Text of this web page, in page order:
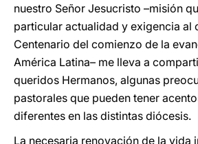
nuestro Señor Jesucristo –misión
particular actualidad y exigencia al
Centenario del comienzo de la
América Latina– me lleva a
queridos Hermanos, algunas
pastorales que pueden tener
diferentes en las distintas diócesis.
La necesaria renovación de la vida